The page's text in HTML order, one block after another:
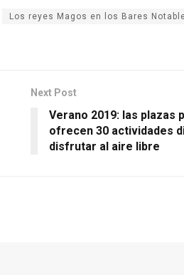
Los reyes Magos en los Bares
Next Post
Verano 2019: las plazas
ofrecen 30 actividades
disfrutar al aire libre